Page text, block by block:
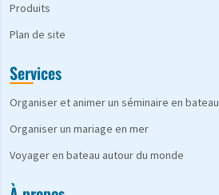
Produits
Plan de site
Services
Organiser et animer un séminaire en bateau
Organiser un mariage en mer
Voyager en bateau autour du monde